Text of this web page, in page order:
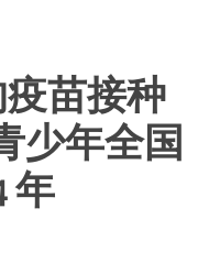
疫苗接种
少年全国
年